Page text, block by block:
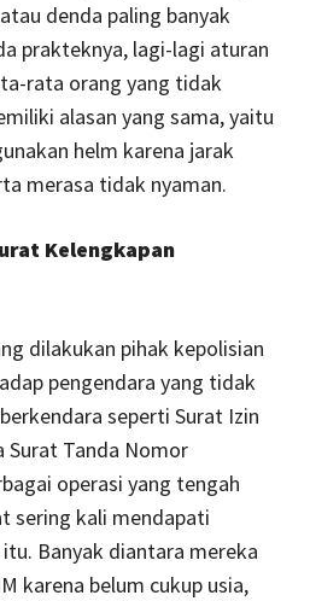
denda paling banyak
prakteknya, lagi-lagi aturan
rata orang yang tidak
alasan yang sama, yaitu
helm karena jarak
merasa tidak nyaman.
Kelengkapan
dilakukan pihak kepolisian
pengendara yang tidak
seperti Surat Izin
Surat Tanda Nomor
operasi yang tengah
sering kali mendapati
Banyak diantara mereka
karena belum cukup usia,